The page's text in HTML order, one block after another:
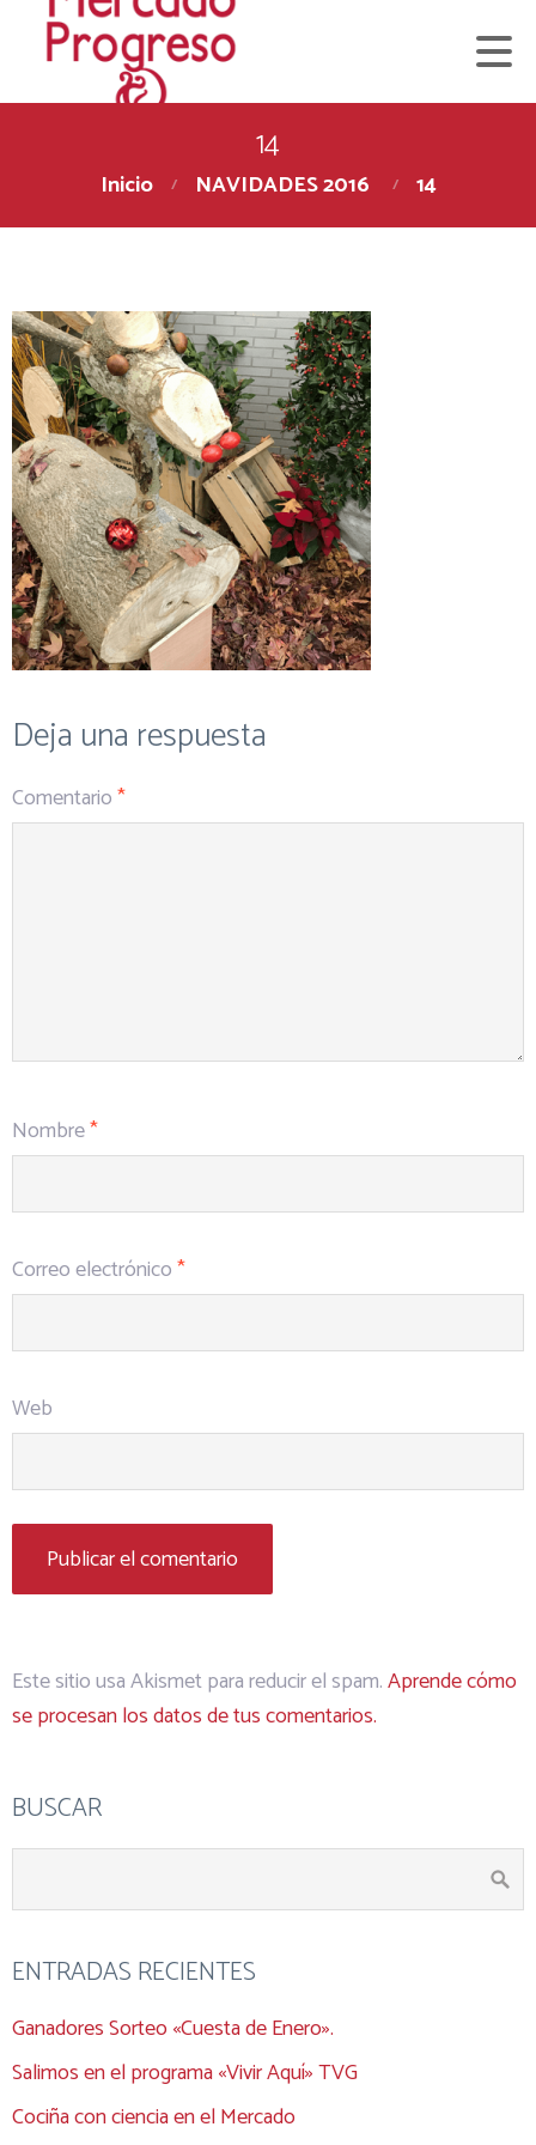
14
Inicio NAVIDADES 2016 14
Deja una respuesta
Comentario*
Nombre*
Correo electrónico*
Web
Este sitio usa Akismet para reducir el spam.Aprende cómo
se procesan los datos de tus comentarios.
BUSCAR
ENTRADAS RECIENTES
Ganadores Sorteo «Cuesta de Enero».
Salimos en el programa «Vivir Aquí» TVG
Cociña con ciencia en el Mercado